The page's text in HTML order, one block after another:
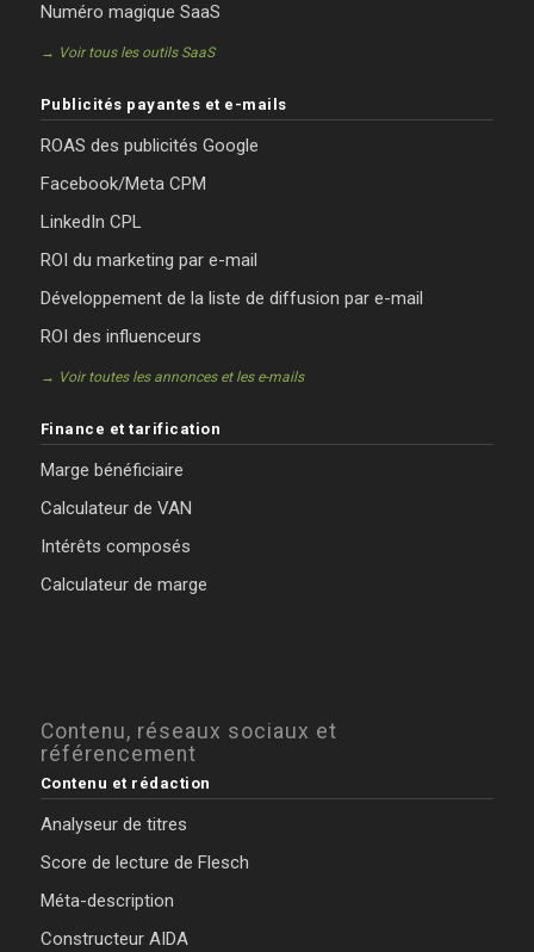
Numéro magique SaaS
→ Voir tous les outils SaaS
Publicités payantes et e-mails
ROAS des publicités Google
Facebook/Meta CPM
LinkedIn CPL
ROI du marketing par e-mail
Développement de la liste de diffusion par e-mail
ROI des influenceurs
→ Voir toutes les annonces et les e-mails
Finance et tarification
Marge bénéficiaire
Calculateur de VAN
Intérêts composés
Calculateur de marge
Contenu, réseaux sociaux et
référencement
Contenu et rédaction
Analyseur de titres
Score de lecture de Flesch
Méta-description
Constructeur AIDA